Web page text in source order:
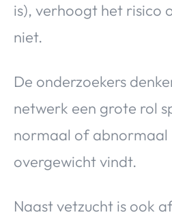
is), verhoogt het risico
niet.
De onderzoekers
netwerk een grote rol
normaal of abnormaal
overgewicht vindt.
Naast vetzucht is ook